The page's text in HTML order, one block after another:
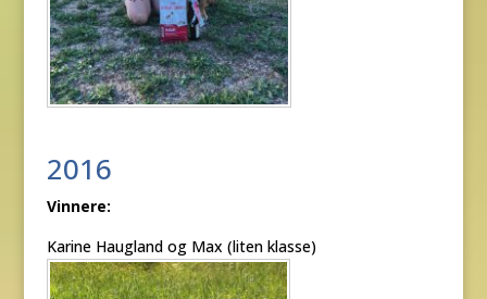
2016
Vinnere:
Karine Haugland og Max (liten klasse)